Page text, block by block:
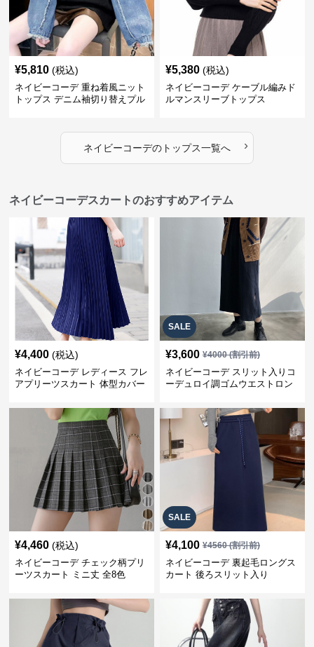
¥5,810 (税込)
ネイビーコーデ 重ね着風ニット
トップス デニム袖切り替えプル
¥5,380 (税込)
ネイビーコーデ ケーブル編みド
ルマンスリーブトップス
ネイビーコーデのトップス一覧へ ›
ネイビーコーデスカートのおすすめアイテム
¥4,400 (税込)
ネイビーコーデ レディース フレ
アプリーツスカート 体型カバー
ト
SALE
¥3,600 ¥4000(割引前)
ネイビーコーデ スリット入りコ
ーデュロイ調ゴムウエストロン
¥4,460 (税込)
ネイビーコーデ チェック柄プリ
ーツスカート ミニ丈 全8色
SALE
¥4,100 ¥4560(割引前)
ネイビーコーデ 裏起毛ロングス
カート 後ろスリット入り